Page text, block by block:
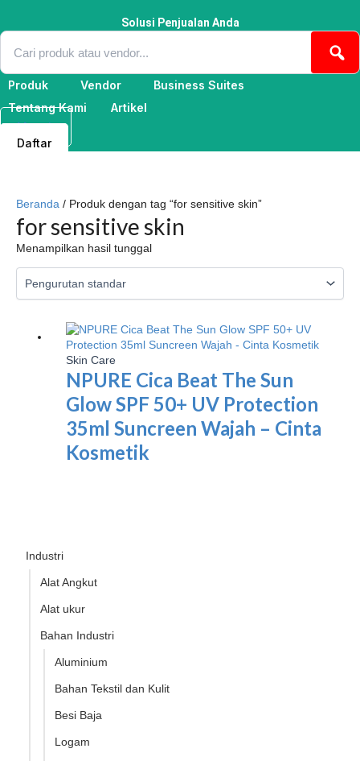
konten
Solusi Penjualan Anda
Produk Vendor
Business Suites
Tentang Kami
Artikel
Masuk
Daftar
Industri
Alat Angkut
Alat ukur
Bahan Industri
Aluminium
Bahan Tekstil dan Kulit
Besi Baja
Logam
Beranda / Produk dengan tag “for sensitive skin”
for sensitive skin
Menampilkan hasil tunggal
Skin Care
NPURE Cica Beat The Sun
Glow SPF 50+ UV Protection
35ml Suncreen Wajah – Cinta
Kosmetik